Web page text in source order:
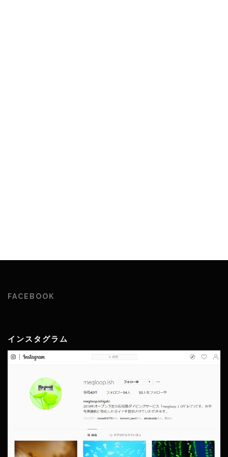
FACEBOOK
インスタグラム